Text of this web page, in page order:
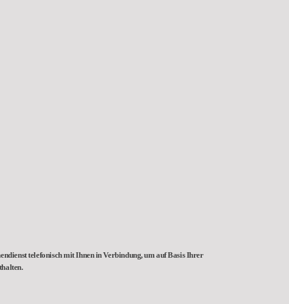
telefonisch mit Ihnen in Verbindung, um auf Basis Ihrer